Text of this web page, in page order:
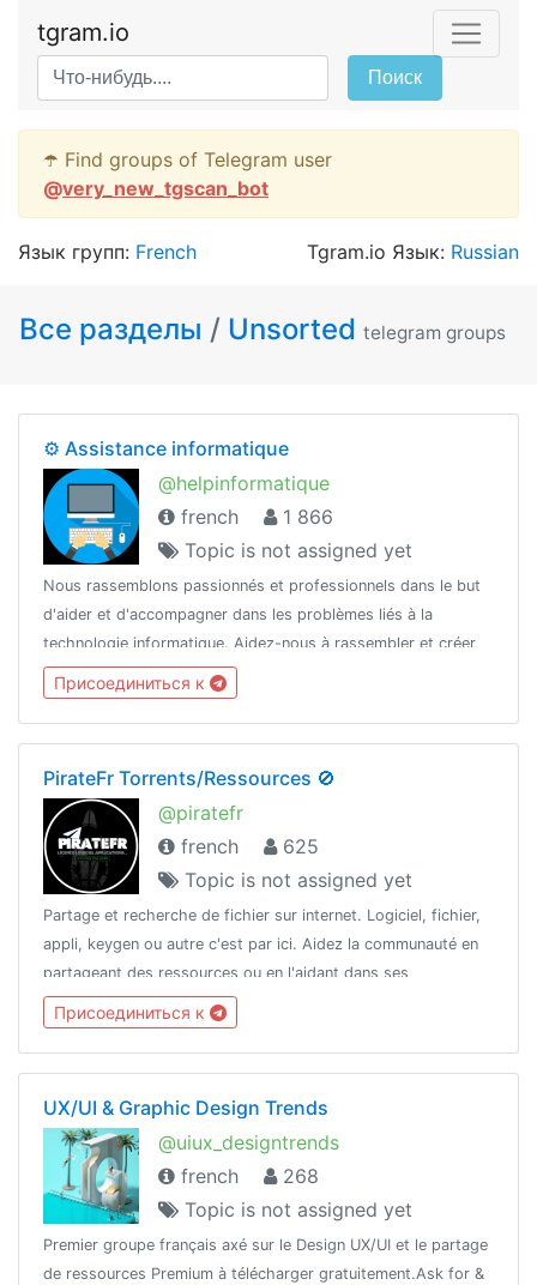
tgram.io
Поиск
☂️ Find groups of Telegram user
@very_new_tgscan_bot
Язык групп: French Tgram.io Язык: Russian
Все разделы / Unsorted telegram groups
⚙️ Assistance informatique
@helpinformatique
french
1 866
Topic is not assigned yet
Nous rassemblons passionnés et professionnels dans le but
d'aider et d'accompagner dans les problèmes liés à la
technologie informatique. Aidez-nous à rassembler et créer
une communauté solide.
Присоединиться к
PirateFr Torrents/Ressources 🚫
@piratefr
french
625
Topic is not assigned yet
Partage et recherche de fichier sur internet. Logiciel, fichier,
appli, keygen ou autre c'est par ici. Aidez la communauté en
partageant des ressources ou en l'aidant dans ses
recherches.
Присоединиться к
UX/UI & Graphic Design Trends
@uiux_designtrends
french
268
Topic is not assigned yet
Premier groupe français axé sur le Design UX/UI et le partage
de ressources Premium à télécharger gratuitement.Ask for &